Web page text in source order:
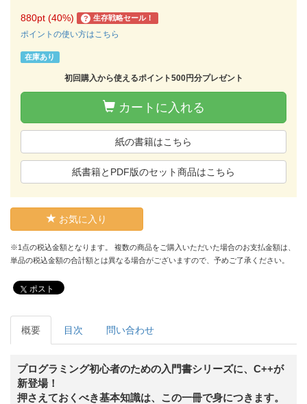
880pt (40%) ? 生存戦略セール！
ポイントの使い方はこちら
在庫あり
初回購入から使えるポイント500円分プレゼント
カートに入れる
紙の書籍はこちら
紙書籍とPDF版のセット商品はこちら
お気に入り
※1点の税込金額となります。 複数の商品をご購入いただいた場合のお支払金額は、
単品の税込金額の合計額とは異なる場合がございますので、予めご了承ください。
ポスト
概要 目次 問い合わせ
プログラミング初心者のための入門書シリーズに、C++が
新登場！
押さえておくべき基本知識は、この一冊で身につきます。